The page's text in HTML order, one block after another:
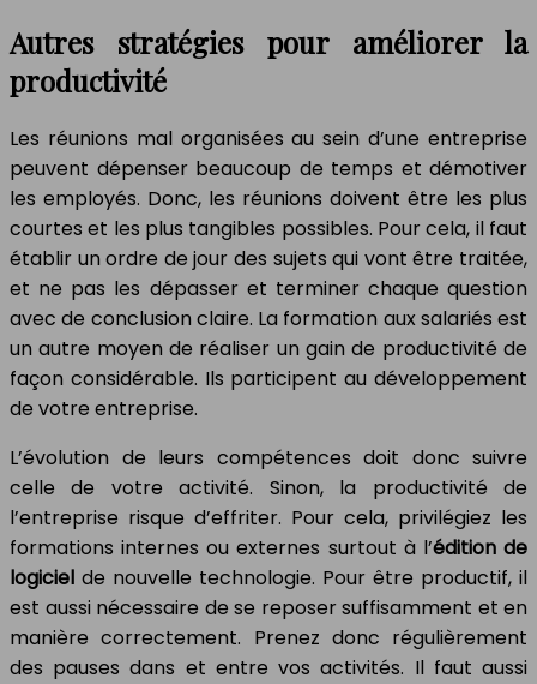
Autres stratégies pour améliorer la
productivité
Les réunions mal organisées au sein d’une entreprise
peuvent dépenser beaucoup de temps et démotiver
les employés. Donc, les réunions doivent être les plus
courtes et les plus tangibles possibles. Pour cela, il faut
établir un ordre de jour des sujets qui vont être traitée,
et ne pas les dépasser et terminer chaque question
avec de conclusion claire. La formation aux salariés est
un autre moyen de réaliser un gain de productivité de
façon considérable. Ils participent au développement
de votre entreprise.
L’évolution de leurs compétences doit donc suivre
celle de votre activité. Sinon, la productivité de
l’entreprise risque d’effriter. Pour cela, privilégiez les
formations internes ou externes surtout à l’édition de
logiciel de nouvelle technologie. Pour être productif, il
est aussi nécessaire de se reposer suffisamment et en
manière correctement. Prenez donc régulièrement
des pauses dans et entre vos activités. Il faut aussi